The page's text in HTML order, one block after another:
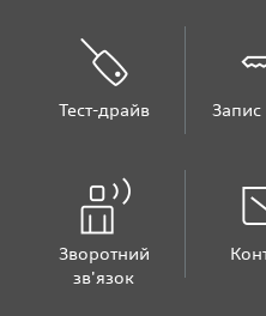
Тест-драйв
Зворотний
зв'язок